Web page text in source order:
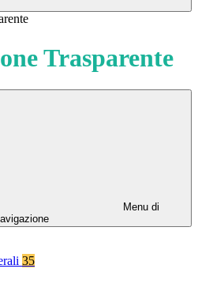
Trasparente
Menu di
35